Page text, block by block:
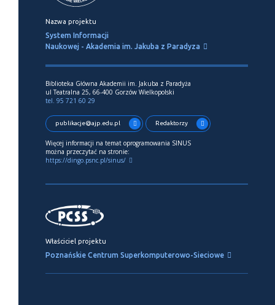
Nazwa projektu
System Informacji
Naukowej - Akademia im. Jakuba z Paradyza
Biblioteka Główna Akademii im. Jakuba z Paradyża
ul Teatralna 25, 66-400 Gorzów Wielkopolski
tel. 95 721 60 29
publikacje@ajp.edu.pl Redaktorzy
Więcej informacji na temat oprogramowania SINUS
można przeczytać na stronie:
https://dingo.psnc.pl/sinus/
Właściciel projektu
Poznańskie Centrum Superkomputerowo-Sieciowe